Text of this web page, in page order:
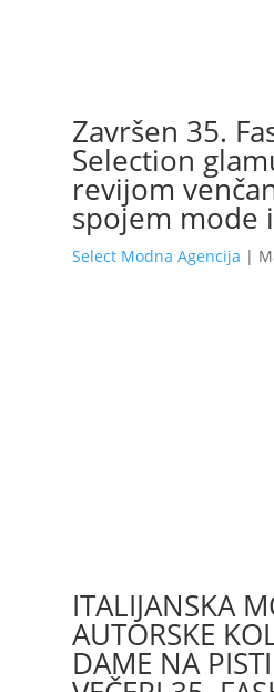
Završen 35.
Selection
revijom
spojem mode
Select Modna Agencija |
ITALIJANSKA
AUTORSKE
DAME NA